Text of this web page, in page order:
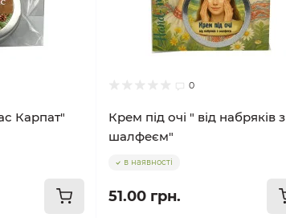
Карпат"
0
Крем під очі " від набряків з
шалфеєм"
в наявності
51.00 грн.